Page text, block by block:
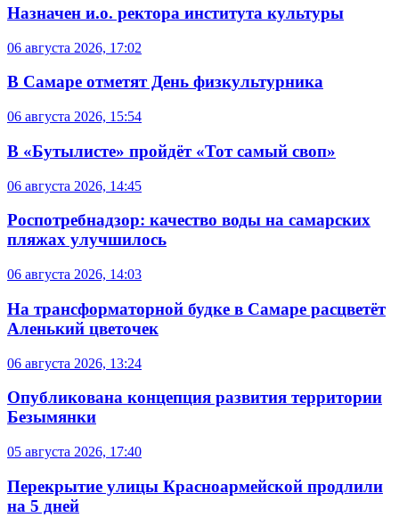
Назначен и.о. ректора института культуры
06 августа 2026, 17:02
В Самаре отметят День физкультурника
06 августа 2026, 15:54
В «Бутылисте» пройдёт «Тот самый своп»
06 августа 2026, 14:45
Роспотребнадзор: качество воды на самарских
пляжах улучшилось
06 августа 2026, 14:03
На трансформаторной будке в Самаре расцветёт
Аленький цветочек
06 августа 2026, 13:24
Опубликована концепция развития территории
Безымянки
05 августа 2026, 17:40
Перекрытие улицы Красноармейской продлили
на 5 дней